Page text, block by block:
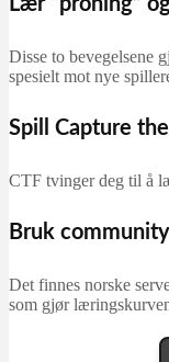
Disse to bevegelsene
spesielt mot nye
Spill Capture
CTF tvinger deg til å
Bruk
Det finnes norske
som gjør